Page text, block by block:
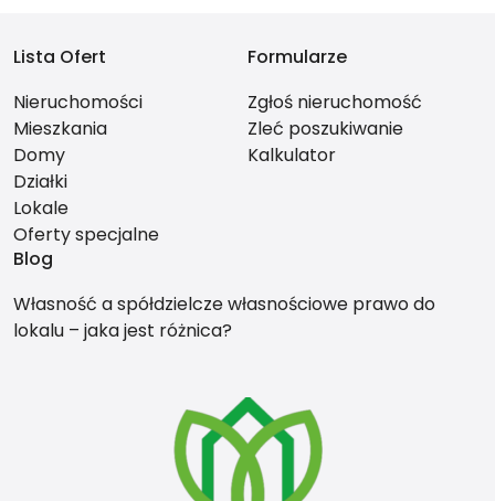
Lista Ofert
Nieruchomości
Mieszkania
Domy
Działki
Lokale
Oferty specjalne
Formularze
Zgłoś nieruchomość
Zleć poszukiwanie
Kalkulator
Blog
Własność a spółdzielcze własnościowe prawo do
lokalu – jaka jest różnica?